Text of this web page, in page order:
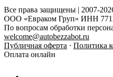
Все права защищены | 2007-
ООО «Евраком Груп» ИНН
По вопросам обработки
welcome@autobezzabot.ru
Публичная оферта · Политика
Оплата онлайн